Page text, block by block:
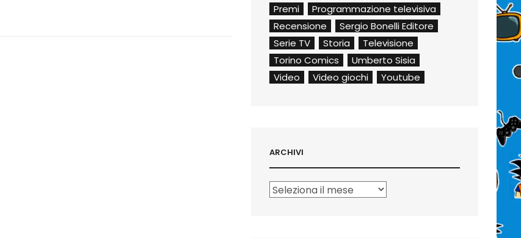
Premi
Programmazione televisiva
Recensione
Sergio Bonelli Editore
Serie TV
Storia
Televisione
Torino Comics
Umberto Sisia
Video
Video giochi Youtube
ARCHIVI
Archivi